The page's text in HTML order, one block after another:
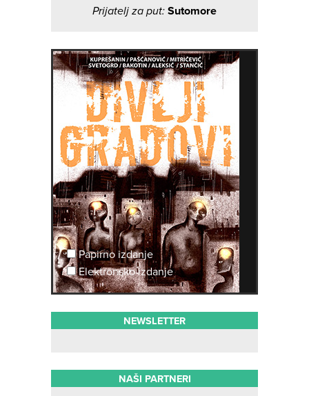
Prijatelj za put: Sutomore
Papirno izdanje
Elektronsko izdanje
NEWSLETTER
NAŠI PARTNERI